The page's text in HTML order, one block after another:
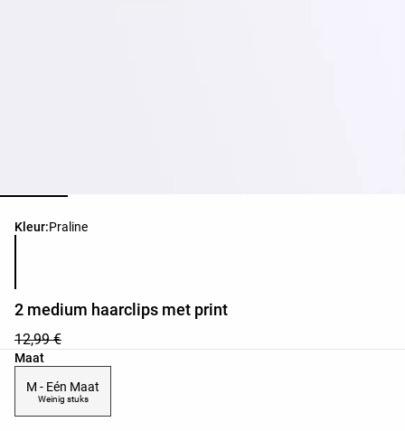
Kleur:Praline
Lijst met productkleuren
2 medium haarclips met print
12,99 €
Maat
Lijst met productmaten
M - Eén Maat
Weinig stuks